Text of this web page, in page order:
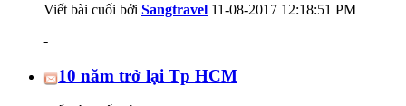
Viết bài cuối bởi Sangtravel 11-08-2017 12:18:51 PM
-
10 năm trở lại Tp HCM